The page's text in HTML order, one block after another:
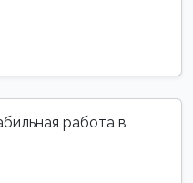
работа в